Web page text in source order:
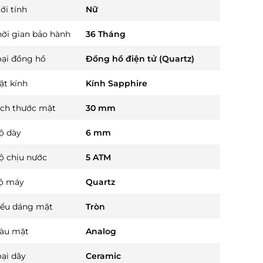
tính Nữ
gian bảo hành 36 Tháng
đồng hồ Đồng hồ điện tử (Quartz)
kính Kính Sapphire
thước mặt 30 mm
dày 6 mm
chịu nước 5 ATM
máy Quartz
dáng mặt Tròn
mặt Analog
dây Ceramic